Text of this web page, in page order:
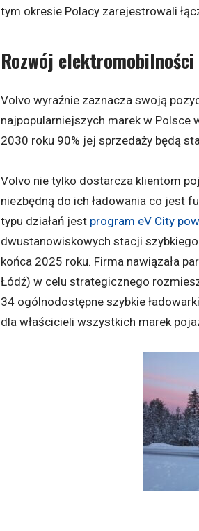
tym okresie Polacy zarejestrowali
Rozwój
Volvo wyraźnie zaznacza swoją
najpopularniejszych marek w Polsce
2030 roku 90% jej sprzedaży będą
Volvo nie tylko dostarcza klientom
niezbędną do ich ładowania co jest
typu działań jest program eV City
dwustanowiskowych stacji
końca 2025 roku. Firma nawiązała
Łódź) w celu strategicznego
34 ogólnodostępne szybkie
dla właścicieli wszystkich marek